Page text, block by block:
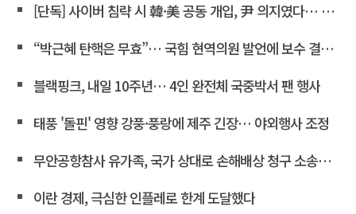
[단독] 사이버 침략 시 韓·美 공동 개입, 尹 의지였다… 김용현 장관 옥중 서신서 밝혀
“박근혜 탄핵은 무효”… 국힘 현역의원 발언에 보수 결집 목소리 고조
블랙핑크, 내일 10주년… 4인 완전체 국중박서 팬 행사
태풍 '돌핀' 영향 강풍·풍랑에 제주 긴장… 야외행사 조정
무안공항참사 유가족, 국가 상대로 손해배상 청구 소송한다
이란 경제, 극심한 인플레로 한계 도달했다